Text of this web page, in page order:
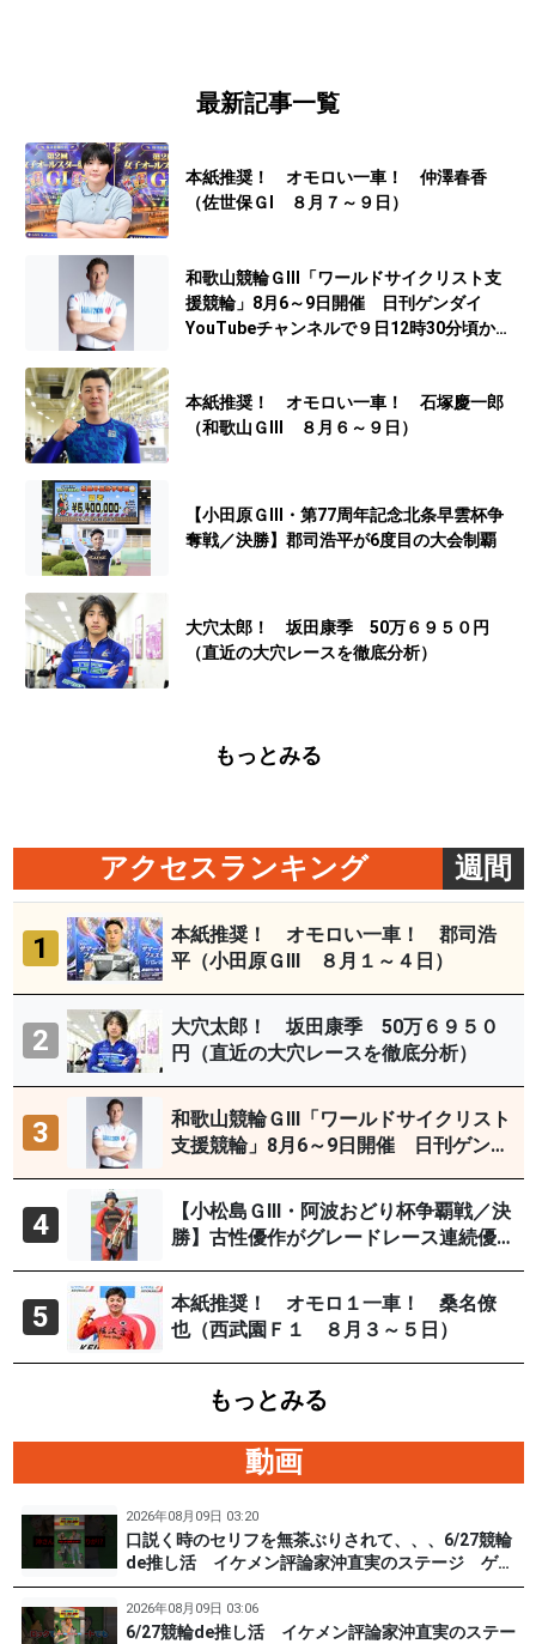
最新記事一覧
本紙推奨！ オモロい一車！ 仲澤春香
（佐世保ＧⅠ ８月７～９日）
和歌山競輪ＧⅢ「ワールドサイクリスト支
援競輪」8月6～9日開催 日刊ゲンダイ
YouTubeチャンネルで９日12時30分頃から
本紙推奨！ オモロい一車！ 石塚慶一郎
（和歌山ＧⅢ ８月６～９日）
【小田原ＧⅢ・第77周年記念北条早雲杯争
奪戦／決勝】郡司浩平が6度目の大会制覇
大穴太郎！ 坂田康季 50万６９５０円
（直近の大穴レースを徹底分析）
もっとみる
アクセスランキング 週間
1
本紙推奨！ オモロい一車！ 郡司浩
平（小田原ＧⅢ ８月１～４日）
2
大穴太郎！ 坂田康季 50万６９５０
円（直近の大穴レースを徹底分析）
3
和歌山競輪ＧⅢ「ワールドサイクリスト
支援競輪」8月6～9日開催 日刊ゲンダ
頃から予想生配信
4
【小松島ＧⅢ・阿波おどり杯争覇戦／決
勝】古性優作がグレードレース連続優
5
本紙推奨！ オモロ１一車！ 桑名僚
也（西武園Ｆ１ ８月３～５日）
もっとみる
動画
2026年08月09日 03:20
口説く時のセリフを無茶ぶりされて、、、6/27競輪
de推し活 イケメン評論家沖直実のステージ ゲス
ト #松根真 選手（東京90期）後編 #PR #松戸けい
りん
2026年08月09日 03:06
6/27競輪de推し活 イケメン評論家沖直実のステー